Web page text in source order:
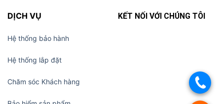
DỊCH VỤ
Hệ thống bảo hành
Hệ thống lắp đặt
Chăm sóc Khách hàng
KẾT NỐI VỚI CHÚNG TÔI
.